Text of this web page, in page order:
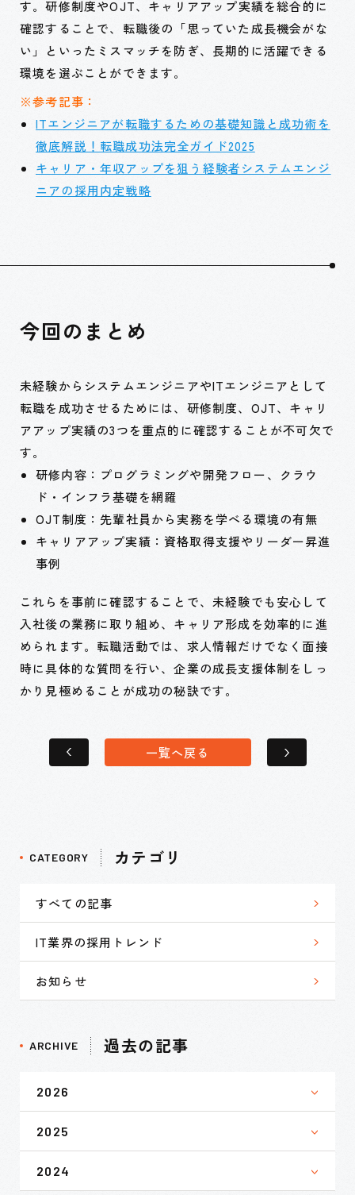
す。研修制度やOJT、キャリアアップ実績を総合的に
確認することで、転職後の「思っていた成長機会がな
い」といったミスマッチを防ぎ、長期的に活躍できる
環境を選ぶことができます。
※参考記事：
ITエンジニアが転職するための基礎知識と成功術を
徹底解説！転職成功法完全ガイド2025
キャリア・年収アップを狙う経験者システムエンジ
ニアの採用内定戦略
今回のまとめ
未経験からシステムエンジニアやITエンジニアとして
転職を成功させるためには、研修制度、OJT、キャリ
アアップ実績の3つを重点的に確認することが不可欠で
す。
研修内容：プログラミングや開発フロー、クラウ
ド・インフラ基礎を網羅
OJT制度：先輩社員から実務を学べる環境の有無
キャリアアップ実績：資格取得支援やリーダー昇進
事例
これらを事前に確認することで、未経験でも安心して
入社後の業務に取り組め、キャリア形成を効率的に進
められます。転職活動では、求人情報だけでなく面接
時に具体的な質問を行い、企業の成長支援体制をしっ
かり見極めることが成功の秘訣です。
一覧へ戻る
CATEGORY カテゴリ
すべての記事
IT業界の採用トレンド
お知らせ
ARCHIVE 過去の記事
2026
2025
2024